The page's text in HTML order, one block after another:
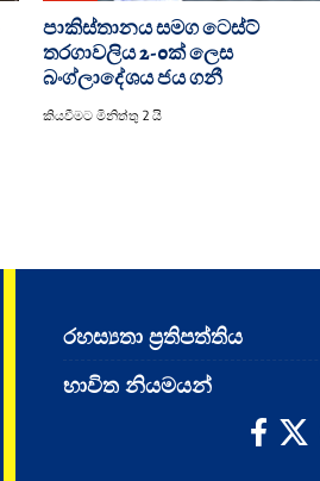
පාකිස්තානය සමග ටෙස්ට්
තරගාවලිය 2-0ක් ලෙස
බංග්ලාදේශය ජය ගනී
කියවීමට මිනිත්තු 2 යි
රහස්‍යතා ප්‍රතිපත්තිය
භාවිත නියමයන්